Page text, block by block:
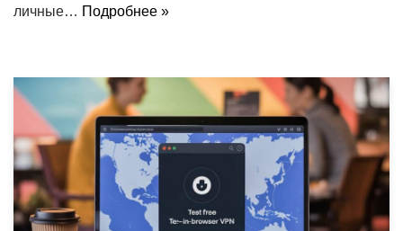
личные… Подробнее »